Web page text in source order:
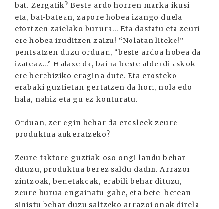
bat. Zergatik? Beste ardo horren marka ikusi
eta, bat-batean, zapore hobea izango duela
etortzen zaielako burura... Eta dastatu eta zeuri
ere hobea iruditzen zaizu! “Nolatan liteke!”
pentsatzen duzu orduan, “beste ardoa hobea da
izateaz...” Halaxe da, baina beste alderdi askok
ere berebiziko eragina dute. Eta erosteko
erabaki guztietan gertatzen da hori, nola edo
hala, nahiz eta gu ez konturatu.
Orduan, zer egin behar da erosleek zeure
produktua aukeratzeko?
Zeure faktore guztiak oso ongi landu behar
dituzu, produktua berez saldu dadin. Arrazoi
zintzoak, benetakoak, erabili behar dituzu,
zeure burua engainatu gabe, eta bete-betean
sinistu behar duzu saltzeko arrazoi onak direla